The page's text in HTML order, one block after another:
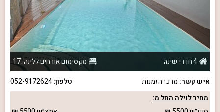
4 חדרי שינה
מקסימום אורחים ללינה: 17
איש קשר: מרכז הזמנות טלפון:052-9172624
מחיר לוילה החל מ: